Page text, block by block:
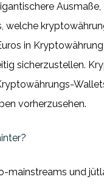
in
sicherzustellen.
vorherzusehen.
und